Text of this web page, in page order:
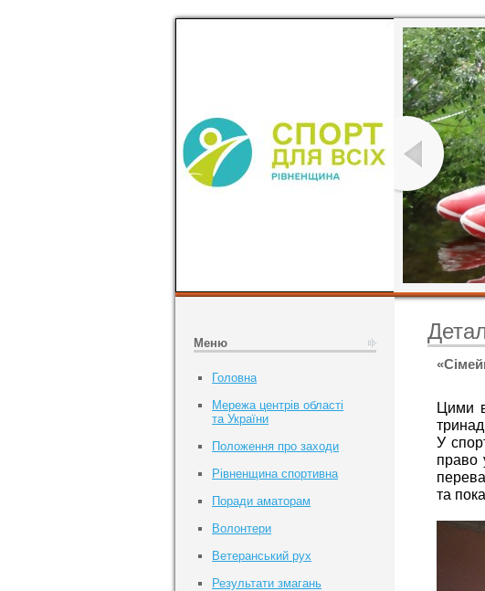
Цими
У
право
та
Меню
Головна
Мережа центрів області
та України
Положення про заходи
Рівненщина спортивна
Поради аматорам
Волонтери
Ветеранський рух
Результати змагань